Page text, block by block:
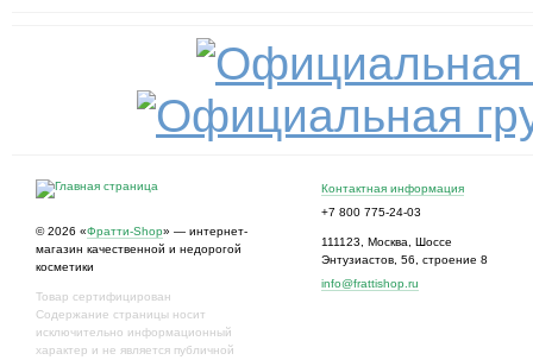
© 2026 «Фратти-Shop» — интернет-
магазин качественной и недорогой
косметики
Товар сертифицирован
Содержание страницы носит
исключительно информационный
характер и не является публичной
Контактная информация
+7 800 775-24-03
111123 Москва
Шоссе
Энтузиастов, 56, строение 8
info@frattishop.ru